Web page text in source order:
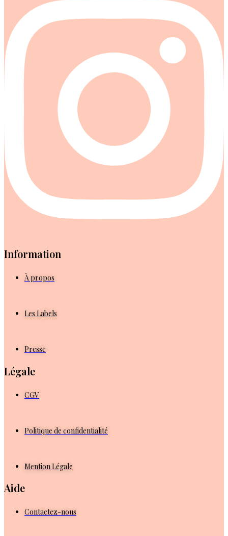
Information
À propos
Les Labels
Presse
Légale
CGV
Politique de confidentialité
Mention Légale
Aide
Contactez-nous